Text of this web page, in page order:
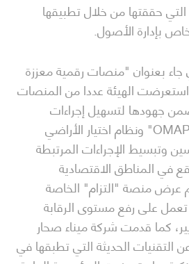
التي حققتها من خلال تطبيقها
جاء بعنوان "منصات رقمية معززة
استعرضت الهيئة عددا من المنصات
جهودها لتسهيل إجراءات
الاستثمار مثل منصة "OMAP" ونظام اختيار الأراضي
وتبسيط الإجراءات المرتبطة
في المناطق الاقتصادية
عرض منصة "التزام" الخاصة
تعمل على رفع مستوى الرقابة
كما قدمت شركة ميناء صحار
التقنيات الحديثة التي تطبقها في